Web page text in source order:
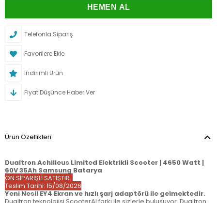
Telefonla Sipariş
Favorilere Ekle
İndirimli Ürün
Fiyat Düşünce Haber Ver
Ürün Özellikleri
Dualtron Achilleus Limited Elektrikli Scooter | 4650 Watt |
60V 35Ah Samsung Batarya
ÖN SİPARİŞLİ SATIŞTIR.
Teslim Tarihi: 15/08/2026
Yeni Nesil EY4 Ekran ve hızlı şarj adaptörü ile gelmektedir.